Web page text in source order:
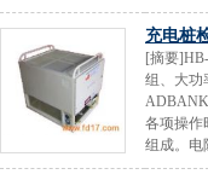
充电桩
[摘要
组、大功
各项操作
组成。电